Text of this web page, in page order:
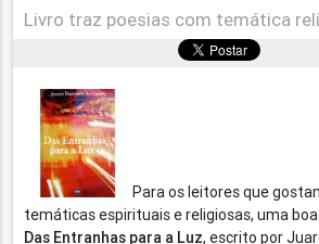
Livro traz poesias com temática
Para os leitores que
temáticas espirituais e religiosas, uma
Das Entranhas para a Luz, escrito por